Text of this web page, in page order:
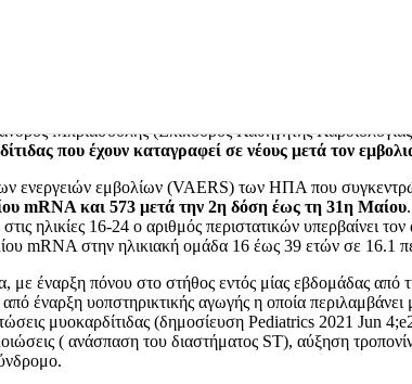
και ερυθρότητα στο σημείο της ένεσης, ρίγος,
σε σπάνιες περιπτώσεις μπορεί να είναι και σοβαρές
ενεργειών (φαρμακοεπαγρύπνηση). Το
μυοκαρδίτιδας και περικαρδίτιδας που
με το εμβόλιο Ad26.COV2.S (Janssen/Johnson &
Μπριασούλης (Επίκουρος Καθηγητής
που έχουν καταγραφεί σε νέους μετά τον
ενεργειών εμβολίων (VAERS) των ΗΠΑ που
mRNA και 573 μετά την 2η δόση έως τη 31η Μαίου
ηλικίες 16-24 ο αριθμός περιστατικών υπερβαίνει
mRNA στην ηλικιακή ομάδα 16 έως 39 ετών σε 16.1
έναρξη πόνου στο στήθος εντός μίας εβδομάδας
έναρξη υοπστηρικτικής αγωγής η οποία
μυοκαρδίτιδας (δημοσίευση Pediatrics 2021 Jun
( ανάσπαση του διαστήματος ST), αύξηση